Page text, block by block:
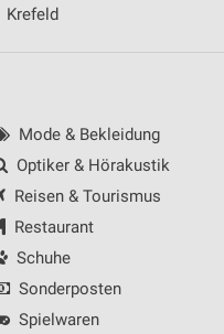
Krefeld
Mode & Bekleidung
Optiker & Hörakustik
Reisen & Tourismus
Restaurant
Schuhe
Sonderposten
Spielwaren